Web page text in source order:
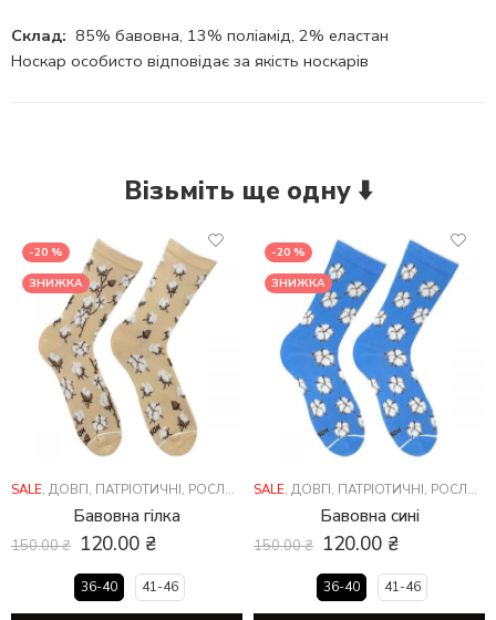
Склад: 85% бавовна, 13% поліамід, 2% еластан
Носкар особисто відповідає за якість носкарів
Візьміть ще одну ⬇️
-20 %
ЗНИЖКА
SALE, ДОВГІ, ПАТРІОТИЧНІ, РОСЛИНИ
Бавовна гілка
150.00₴ 120.00 ₴
36-40 41-46
-20 %
ЗНИЖКА
SALE, ДОВГІ, ПАТРІОТИЧНІ, РОСЛИНИ
Бавовна сині
150.00₴ 120.00 ₴
36-40 41-46